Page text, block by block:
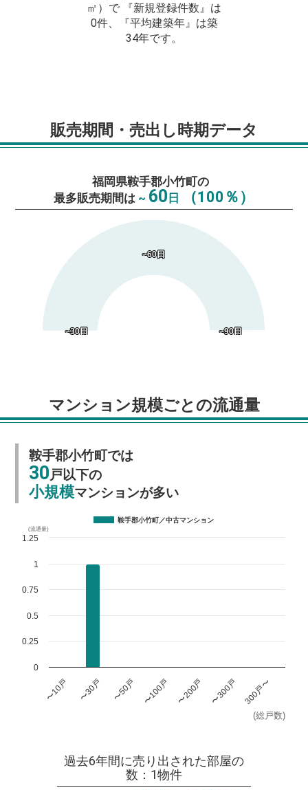
㎡）で 『新規登録件数』は
0件、『平均建築年』は築
34年です。
販売期間・売出し時期データ
福岡県鞍手郡小竹町の
最多販売期間は ~ 60日 （100％）
~30日
~30日
~60日
~60日
~90日
~90日
マンション規模ごとの流通量
鞍手郡小竹町では
30戸以下の
小規模マンションが多い
(総戸数)
(流通量)
鞍手郡小竹町／中古マンション
〜10戸 〜30戸 〜50戸 〜100戸 〜200戸 〜300戸 300戸〜
0
0.25
0.5
0.75
1
1.25
過去6年間に売り出された部屋の
数：1物件